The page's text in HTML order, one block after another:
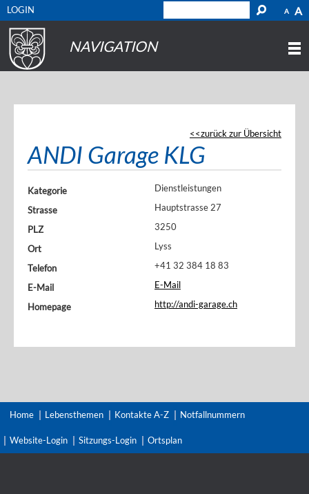
A A
LOGIN
NAVIGATION
zurück zur Übersicht
ANDI Garage KLG
Kategorie
Dienstleistungen
Strasse
Hauptstrasse 27
PLZ
3250
Ort
Lyss
Telefon
+41 32 384 18 83
E-Mail
E-Mail
Homepage
http://andi-garage.ch
Home Lebensthemen Kontakte A-Z Notfallnummern
Website-Login Sitzungs-Login Ortsplan